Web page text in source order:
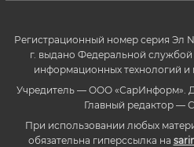
Регистрационный номер серия Эл
г. выдано Федеральной службой
информационных технологий и
Учредитель — ООО «СарИнформ».
Главный редактор —
При использовании любых
обязательна гиперссылка на